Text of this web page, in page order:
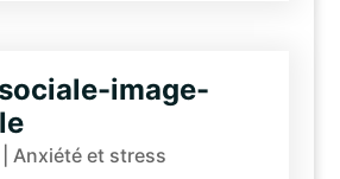
image-
Anxiété et stress